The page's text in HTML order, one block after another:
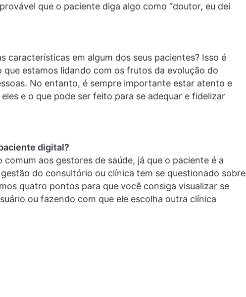
que o paciente diga algo como “doutor, eu dei
características em algum dos seus pacientes? Isso é
que estamos lidando com os frutos da evolução do
No entanto, é sempre importante estar atento e
e o que pode ser feito para se adequar e fidelizar
digital?
comum aos gestores de saúde, já que o paciente é a
do consultório ou clínica tem se questionado sobre
quatro pontos para que você consiga visualizar se
ou fazendo com que ele escolha outra clínica